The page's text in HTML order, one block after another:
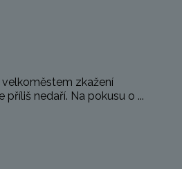
velkoměstem zkažení
nedaří. Na pokusu o ...